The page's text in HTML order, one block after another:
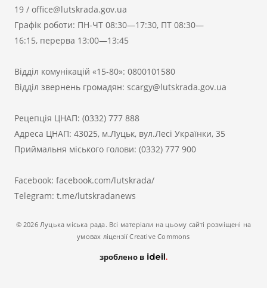
19 / office@lutskrada.gov.ua
Графік роботи: ПН-ЧТ 08:30—17:30, ПТ 08:30—
16:15, перерва 13:00—13:45
Відділ комунікацій «15-80»: 0800101580
Відділ звернень громадян: scargy@lutskrada.gov.ua
Рецепція ЦНАП: (0332) 777 888
Адреса ЦНАП: 43025, м.Луцьк, вул.Лесі Українки, 35
Приймальня міського голови: (0332) 777 900
Facebook: facebook.com/lutskrada/
Telegram: t.me/lutskradanews
© 2026 Луцька міська рада. Всі матеріали на цьому сайті розміщені на
умовах ліцензії Creative Commons
зроблено в